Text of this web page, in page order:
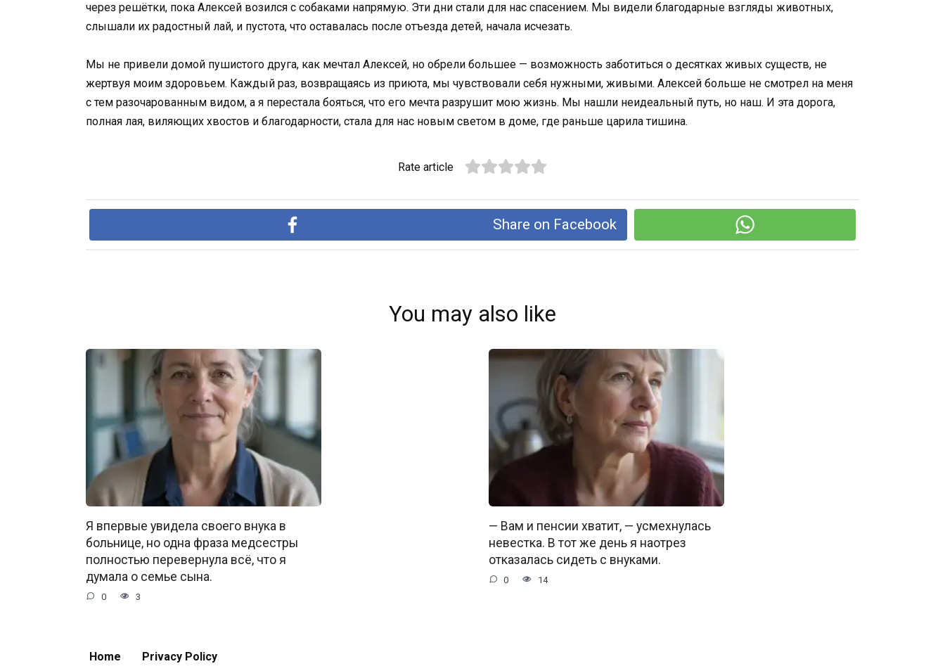
через решётки, пока Алексей возился с собаками напрямую. Эти дни стали для нас спасением. Мы видели благодарные взгляды животных,
слышали их радостный лай, и пустота, что оставалась после отъезда детей, начала исчезать.
Мы не привели домой пушистого друга, как мечтал Алексей, но обрели большее — возможность заботиться о десятках живых существ, не
жертвуя моим здоровьем. Каждый раз, возвращаясь из приюта, мы чувствовали себя нужными, живыми. Алексей больше не смотрел на меня
с тем разочарованным видом, а я перестала бояться, что его мечта разрушит мою жизнь. Мы нашли неидеальный путь, но наш. И эта дорога,
полная лая, виляющих хвостов и благодарности, стала для нас новым светом в доме, где раньше царила тишина.
Rate article
Share on Facebook
You may also like
Я впервые увидела своего внука в
больнице, но одна фраза медсестры
полностью перевернула всё, что я
думала о семье сына.
0 3
— Вам и пенсии хватит, — усмехнулась
невестка. В тот же день я наотрез
отказалась сидеть с внуками.
0 14
Home Privacy Policy